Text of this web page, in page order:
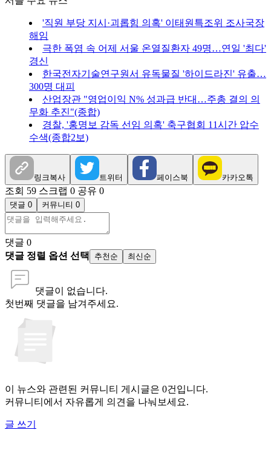
'직원 부당 지시·괴롭힘 의혹' 이태원특조위 조사국장
해임
극한 폭염 속 어제 서울 온열질환자 49명…연일 '최다'
경신
한국전자기술연구원서 유독물질 '하이드라진' 유출…
300명 대피
산업장관 "영업이익 N% 성과급 반대…주총 결의 의
무화 추진"(종합)
경찰, '홍명보 감독 선임 의혹' 축구협회 11시간 압수
수색(종합2보)
링크복사 트위터 페이스북 카카오톡
조회 59 스크랩 0 공유 0
댓글 0 커뮤니티 0
댓글 0
댓글 정렬 옵션 선택
추천순 최신순
댓글이 없습니다.
첫번째 댓글을 남겨주세요.
이 뉴스와 관련된 커뮤니티 게시글은 0건입니다.
커뮤니티에서 자유롭게 의견을 나눠보세요.
글 쓰기